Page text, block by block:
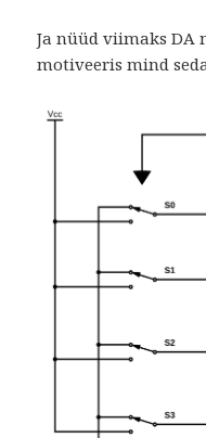
Ja nüüd viimaks
motiveeris mind